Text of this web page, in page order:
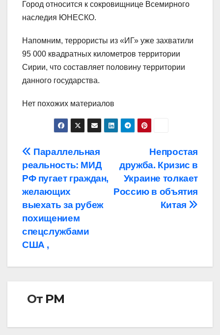
Город относится к сокровищнице Всемирного
наследия ЮНЕСКО.
Напомним, террористы из «ИГ» уже захватили
95 000 квадратных километров территории
Сирии, что составляет половину территории
данного государства.
Нет похожих материалов
Навигация
по
записям
Непростая
дружба. Кризис в
Украине толкает
Россию в объятия
Китая
Параллельная
реальность: МИД
РФ пугает граждан,
желающих
выехать за рубеж
похищением
спецслужбами
США ,
От РМ